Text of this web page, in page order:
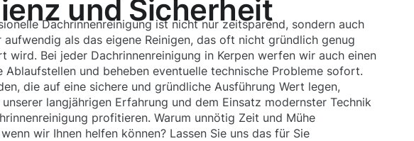
und Sicherheit
Dachrinnenreinigung ist nicht nur zeitsparend, sondern auch
aufwendig als das eigene Reinigen, das oft nicht gründlich genug
wird. Bei jeder Dachrinnenreinigung in Kerpen werfen wir auch einen
Ablaufstellen und beheben eventuelle technische Probleme sofort.
die auf eine sichere und gründliche Ausführung Wert legen,
langjährigen Erfahrung und dem Einsatz modernster Technik
profitieren. Warum unnötig Zeit und Mühe
wir Ihnen helfen können? Lassen Sie uns das für Sie